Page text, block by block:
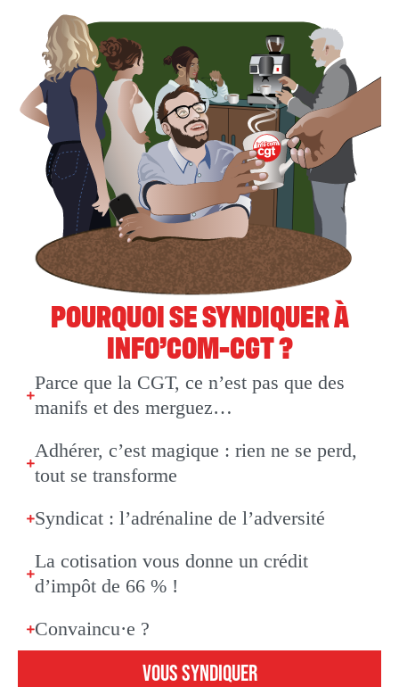
POURQUOI SE SYNDIQUER À
INFO’COM-CGT ?
Parce que la CGT, ce n’est pas que des
manifs et des merguez…
Adhérer, c’est magique : rien ne se perd,
tout se transforme
Syndicat : l’adrénaline de l’adversité
La cotisation vous donne un crédit
d’impôt de 66 % !
Convaincu·e ?
VOUS SYNDIQUER